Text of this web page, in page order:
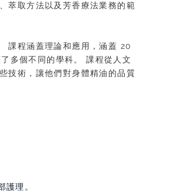
萃取方法以及芳香療法業務的範
課程涵蓋理論和應用，涵蓋 20
多個不同的學科。 課程從人文
技術，讓他們對身體精油的品質
理。